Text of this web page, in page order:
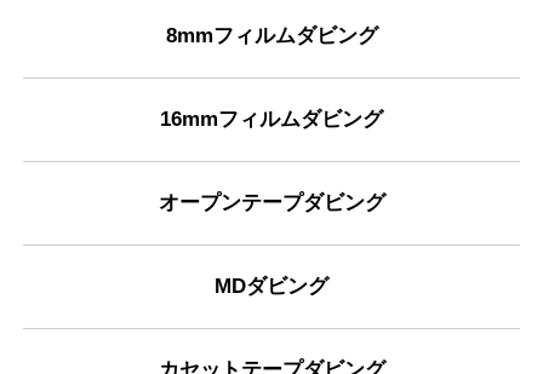
8mmフィルムダビング
16mmフィルムダビング
オープンテープダビング
MDダビング
カセットテープダビング